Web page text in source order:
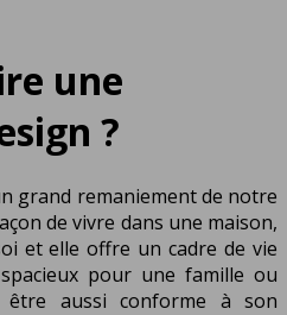
une
?
grand remaniement de notre
de vivre dans une maison,
et elle offre un cadre de vie
pour une famille ou
aussi conforme à son